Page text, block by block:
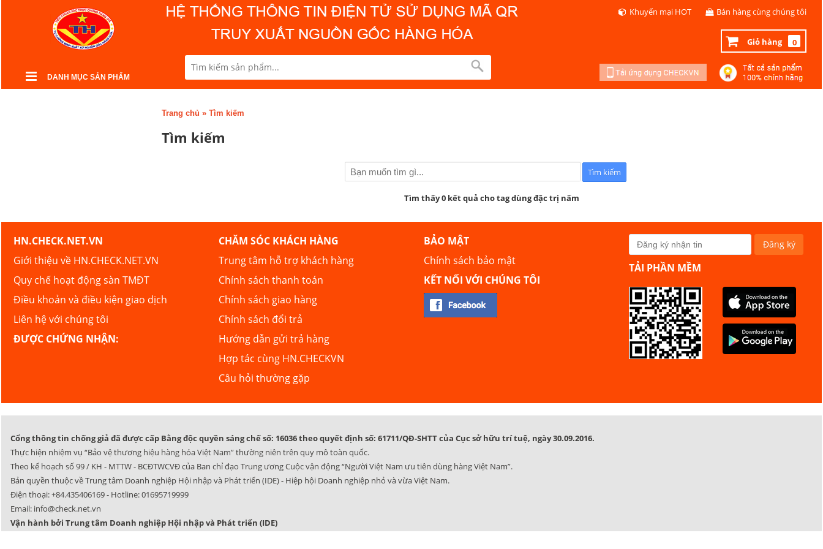
DANH MỤC SẢN PHẨM
Khuyến mại HOT Bán hàng cùng chúng tôi
Giỏ hàng 0
Trang chủ » Tìm kiếm
Tìm kiếm
Tìm thấy 0 kết quả cho tag dùng đặc trị nấm
HN.CHECK.NET.VN
Giới thiệu về HN.CHECK.NET.VN
Quy chế hoạt động sàn TMĐT
Điều khoản và điều kiện giao dịch
Liên hệ với chúng tôi
ĐƯỢC CHỨNG NHẬN:
CHĂM SÓC KHÁCH HÀNG
Trung tâm hỗ trợ khách hàng
Chính sách thanh toán
Chính sách giao hàng
Chính sách đổi trả
Hướng dẫn gửi trả hàng
Hợp tác cùng HN.CHECKVN
Câu hỏi thường gặp
BẢO MẬT
Chính sách bảo mật
KẾT NỐI VỚI CHÚNG TÔI
TẢI PHẦN MỀM
Cổng thông tin chống giả đã được cấp Bằng độc quyền sáng chế số: 16036 theo quyết định số: 61711/QĐ-SHTT của Cục sở hữu trí tuệ, ngày 30.09.2016.
Thực hiện nhiệm vụ “Bảo vệ thương hiệu hàng hóa Việt Nam” thường niên trên quy mô toàn quốc.
Theo kế hoạch số 99 / KH - MTTW - BCĐTWCVĐ của Ban chỉ đạo Trung ương Cuộc vận động “Người Việt Nam ưu tiên dùng hàng Việt Nam”.
Bản quyền thuộc về Trung tâm Doanh nghiệp Hội nhập và Phát triển (IDE) - Hiệp hội Doanh nghiệp nhỏ và vừa Việt Nam.
Điện thoại:+84.435406169- Hotline:01695719999
Email: info@check.net.vn
Vận hành bởi Trung tâm Doanh nghiệp Hội nhập và Phát triển (IDE)